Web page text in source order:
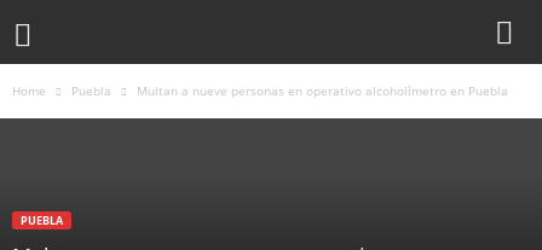
Home Puebla Multan a nueve personas en operativo alcoholímetro en Puebla
PUEBLA